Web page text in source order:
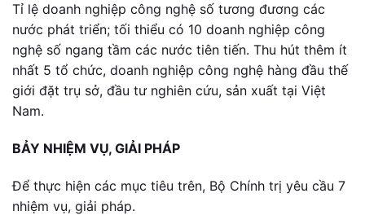
Tỉ lệ doanh nghiệp công nghệ số tương đương các
nước phát triển; tối thiểu có 10 doanh nghiệp công
nghệ số ngang tầm các nước tiên tiến. Thu hút thêm ít
nhất 5 tổ chức, doanh nghiệp công nghệ hàng đầu thế
giới đặt trụ sở, đầu tư nghiên cứu, sản xuất tại Việt
Nam.
BẢY NHIỆM VỤ, GIẢI PHÁP
Để thực hiện các mục tiêu trên, Bộ Chính trị yêu cầu 7
nhiệm vụ, giải pháp.